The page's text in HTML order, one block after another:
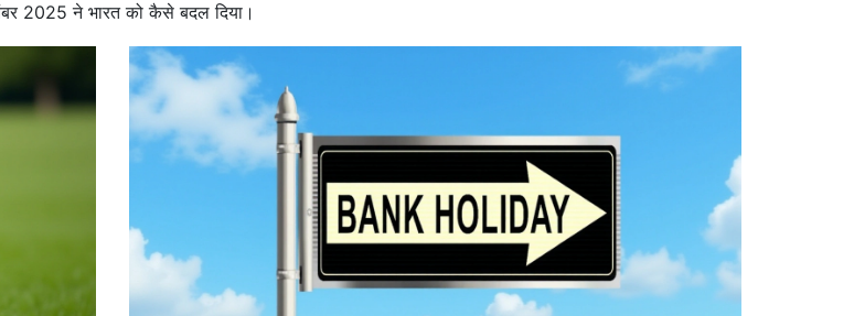
2025 ने भारत को कैसे बदल दिया।